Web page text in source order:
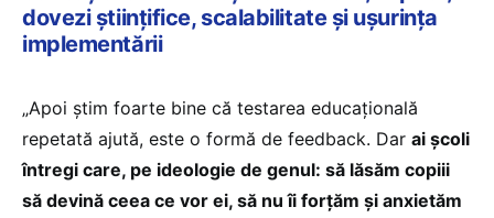
dovezi științifice, scalabilitate și ușurința
implementării
„Apoi știm foarte bine că testarea educațională
repetată ajută, este o formă de feedback. Dar ai școli
întregi care, pe ideologie de genul: să lăsăm copiii
să devină ceea ce vor ei, să nu îi forțăm și anxietăm